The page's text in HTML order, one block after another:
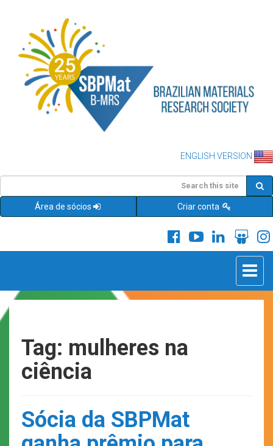
ENGLISH VERSION
Área de sócios Criar conta
Toggle
Tag: mulheres na
ciência
Sócia da SBPMat